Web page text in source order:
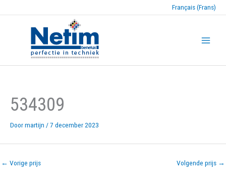
Français (Frans)
534309
Doormartijn /7 december 2023
← Vorige prijs Volgende prijs →